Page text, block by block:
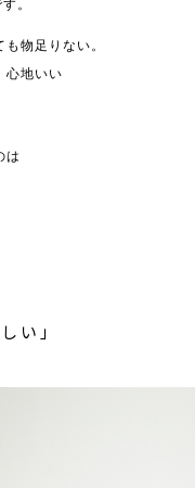
。
物足りない。
心地いい
は
い」